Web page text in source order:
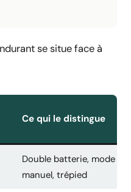
se situe face à
Ce qui le distingue
Double batterie, mode
manuel, trépied